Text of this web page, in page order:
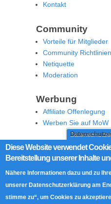
Diese Website verwendet
Bereitstellung unserer Inhalte
Nähere Informationen dazu und zu
unserer Datenschutzerklärung am
stimme zu“, um Cookies zu
Kontakt
Community
Vorteile für Mitglieder
Community Richtlinien
Netiquette
Moderation
Werbung
Affiliate Offenlegung
Werben Sie auf MoW
Social Media
RSS Feed
Facebook
Twitter